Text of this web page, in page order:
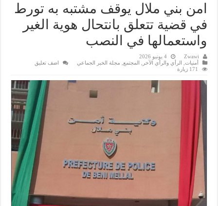
امن بني ملال يوقف مشتبه به تورط
في قضية تتعلق بانتحال هوية الغير
واستعمالها في النصب
Zwawi
4 يونيو 2026
أمنيات الرأي والرأي الآخر المجتمع مجلة الخبر الجماعي
اضف تعليق
171 زيارة